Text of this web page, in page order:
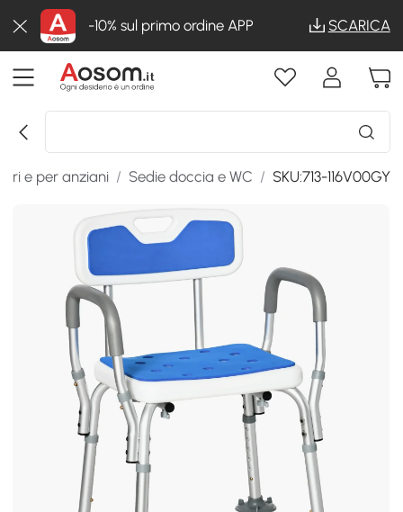
-10% sul primo ordine APP SCARICA
e per anziani / Sedie doccia e WC / SKU:713-116V00GY